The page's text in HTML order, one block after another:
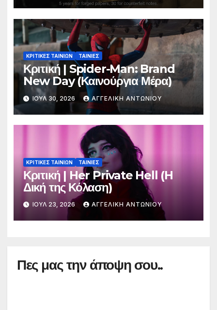
ΚΡΙΤΙΚΕΣ ΤΑΙΝΙΩΝ ΤΑΙΝΙΕΣ
Κριτική | Spider-Man: Brand
New Day (Καινούργια Μέρα)
ΙΟΎΛ 30, 2026 ΑΓΓΕΛΙΚΉ ΑΝΤΩΝΊΟΥ
ΚΡΙΤΙΚΕΣ ΤΑΙΝΙΩΝ ΤΑΙΝΙΕΣ
Κριτική | Her Private Hell (H
Δική της Κόλαση)
ΙΟΎΛ 23, 2026 ΑΓΓΕΛΙΚΉ ΑΝΤΩΝΊΟΥ
Πες μας την άποψη σου..